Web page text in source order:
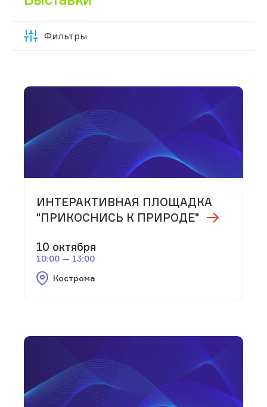
Фильтры
ИНТЕРАКТИВНАЯ ПЛОЩАДКА
"ПРИКОСНИСЬ К ПРИРОДЕ"
10 октября
10:00 — 13:00
Кострома